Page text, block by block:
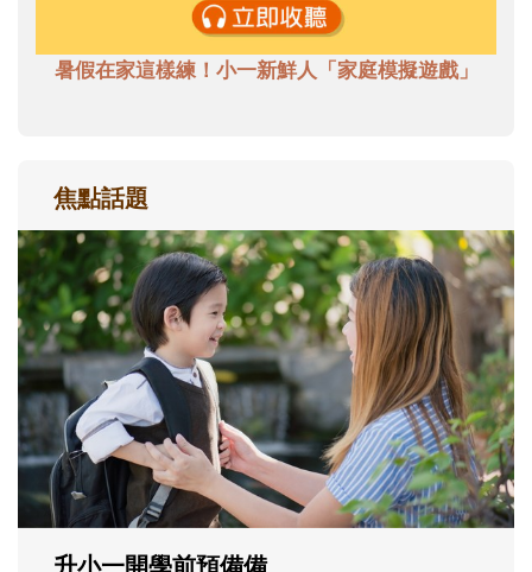
暑假在家這樣練！小一新鮮人「家庭模擬遊戲」
焦點話題
和孩子一起長大的那個男人│讀懂父親的
不同模樣
沒有人天生就擅長當爸爸！男人總是在一次
次「前所未有」的體驗中，跟著孩子一起長
大。從給予安全感的肢體遊戲，到獨立自
主、角色認同及解決問題的能力養成。爸爸
正嘗試用不同的模樣，參與孩子每個重要的